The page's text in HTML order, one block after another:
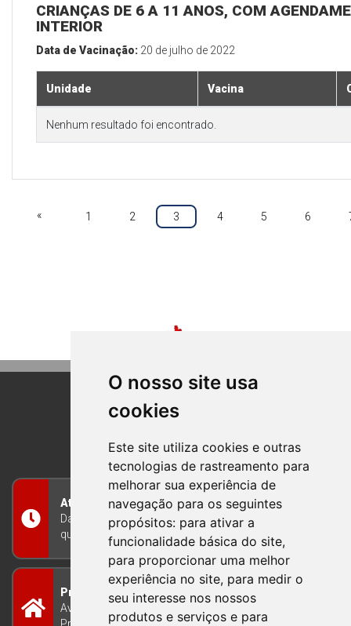
O nosso site usa
cookies
Este site utiliza cookies e outras
tecnologias de rastreamento para
melhorar sua experiência de
navegação para os seguintes
propósitos: para ativar a
funcionalidade básica do site,
para proporcionar uma melhor
experiência no site, para medir o
seu interesse nos nossos
produtos e serviços e para
CRIANÇAS DE 6 A 11 ANOS, COM
INTERIOR
Data de Vacinação: 20 de julho de 2022
Unidade Vacina
Nenhum resultado foi encontrado.
« 1 2 3 4 5 6
BOM PRINCIPIO
RIO GRANDE DO SUL
Atendimento
Das 8h às 12h e das 13h às 17h30, de segunda a
quinta-feira, e nas sextas-feiras das 7h às 13h
Prefeitura Municipal
Avenida Guilherme Winter 65 - Centro Bom